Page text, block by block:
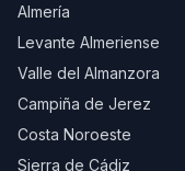
Almería
Levante Almeriense
Valle del Almanzora
Campiña de Jerez
Costa Noroeste
Sierra de Cádiz